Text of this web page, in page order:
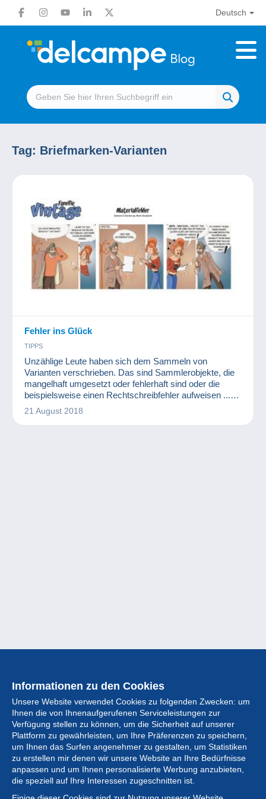
Deutsch
Tag: Briefmarken-Varianten
Fehler ins Glück
TIPPS
Unzählige Leute haben sich dem Sammeln von
Varianten verschrieben. Das sind Sammlerobjekte, die
mangelhaft umgesetzt oder fehlerhaft sind oder die
beispielsweise einen Rechtschreibfehler aufweisen ...
Ihr Wert kann beträchtlich in die Höhe schnellen!
21 August 2018
Informationen zu den Cookies
Unsere Website verwendet Cookies zu folgenden Zwecken: um
Ihnen die von Ihnenaufgerufenen Serviceleistungen zur
Verfügung stellen zu können, um die Sicherheit auf unserer
Plattform zu gewährleisten, um Ihre Präferenzen zu speichern,
um Ihnen das Surfen angenehmer zu gestalten, um Statistiken
zu erstellen mir denen wir unsere Website an Ihre Bedürfnisse
anpassen und um Ihnen personalisierte Werbung anzubieten,
die speziell auf Ihre Interessen zugeschnitten ist.
Sammlung